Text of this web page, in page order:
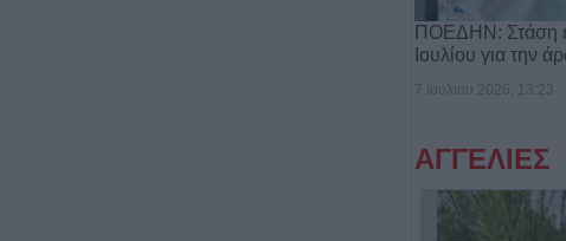
ΠΟΕΔΗΝ: Στάση
Ιουλίου για την
7 Ιουλίου 2026, 13:23
ΑΓΓΕΛΙΕΣ